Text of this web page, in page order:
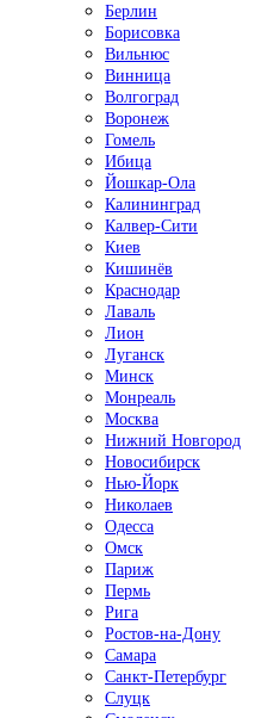
Берлин
Борисовка
Вильнюс
Винница
Волгоград
Воронеж
Гомель
Ибица
Йошкар-Ола
Калининград
Калвер-Сити
Киев
Кишинёв
Краснодар
Лаваль
Лион
Луганск
Минск
Монреаль
Москва
Нижний Новгород
Новосибирск
Нью-Йорк
Николаев
Одесса
Омск
Париж
Пермь
Рига
Ростов-на-Дону
Самара
Санкт-Петербург
Слуцк